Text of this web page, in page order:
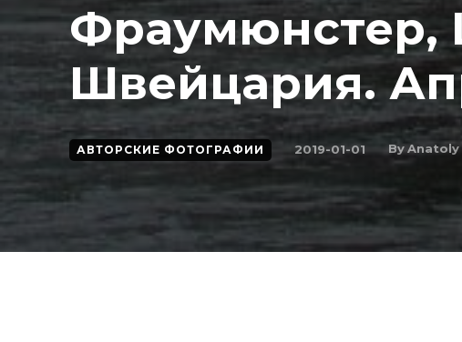
Фраумюнстер,
Швейцария.
АВТОРСКИЕ ФОТОГРАФИИ 2019-01-01 ByAnatoly